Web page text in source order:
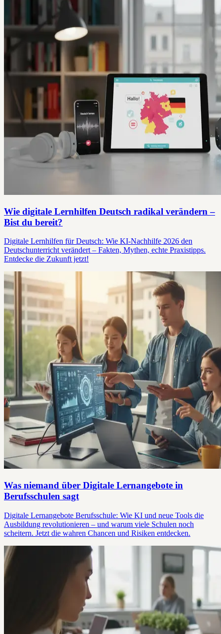
Wie digitale Lernhilfen Deutsch radikal verändern –
Bist du bereit?
Digitale Lernhilfen für Deutsch: Wie KI-Nachhilfe 2026 den
Deutschunterricht verändert – Fakten, Mythen, echte Praxistipps.
Entdecke die Zukunft jetzt!
Was niemand über Digitale Lernangebote in
Berufsschulen sagt
Digitale Lernangebote Berufsschule: Wie KI und neue Tools die
Ausbildung revolutionieren – und warum viele Schulen noch
scheitern. Jetzt die wahren Chancen und Risiken entdecken.